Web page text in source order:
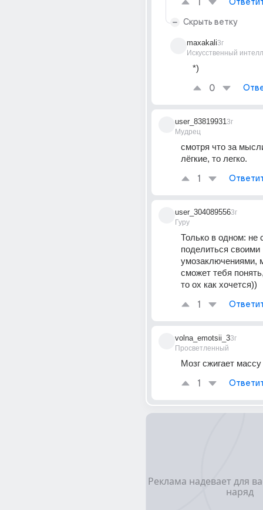
Скрыть ветку
maxakali
Искусственный
3г
*)
0
user_83819931
Мудрец
3г
смотря что за
лёгкие, то легко.
1
user_304089556
Гуру
3г
Только в одном: не
поделиться своими
умозаключениями,
сможет тебя
то ох как хочется))
1
volna_emotsii_3
Просветленный
3г
Мозг сжигает
1